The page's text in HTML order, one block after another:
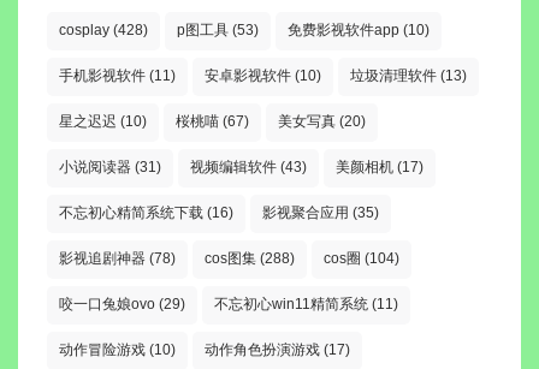
cosplay (428) p图工具 (53) 免费影视软件app (10)
手机影视软件 (11) 安卓影视软件 (10) 垃圾清理软件 (13)
星之迟迟 (10) 桜桃喵 (67) 美女写真 (20)
小说阅读器 (31) 视频编辑软件 (43) 美颜相机 (17)
不忘初心精简系统下载 (16) 影视聚合应用 (35)
影视追剧神器 (78) cos图集 (288) cos圈 (104)
咬一口兔娘ovo (29) 不忘初心win11精简系统 (11)
动作冒险游戏 (10) 动作角色扮演游戏 (17)